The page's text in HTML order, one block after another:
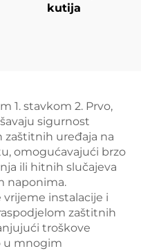
kutija
1. stavkom 2. Prvo,
sigurnost
zaštitnih uređaja na
omogućavajući brzo
ili hitnih slučajeva
naponima.
vrijeme instalacije i
zaštitnih
troškove
u mnogim